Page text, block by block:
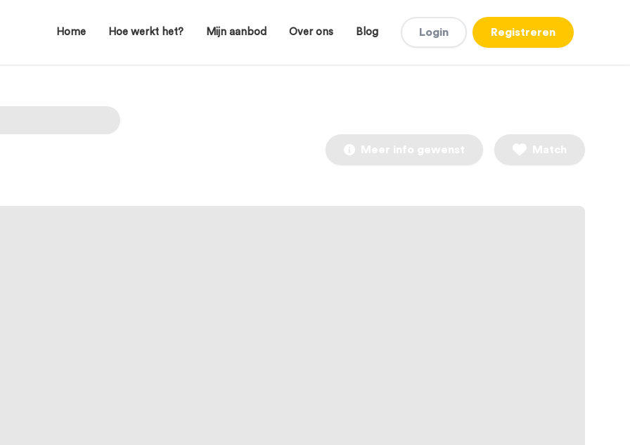
Home Hoe werkt het? Mijn aanbod Over ons Blog Login Registreren
Meer info gewenst Match